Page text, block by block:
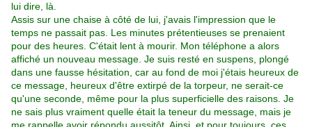
lui dire, là.
Assis sur une chaise à côté de lui, j'avais l'impression que le
temps ne passait pas. Les minutes prétentieuses se prenaient
pour des heures. C'était lent à mourir. Mon téléphone a alors
affiché un nouveau message. Je suis resté en suspens, plongé
dans une fausse hésitation, car au fond de moi j'étais heureux de
ce message, heureux d'être extirpé de la torpeur, ne serait-ce
qu'une seconde, même pour la plus superficielle des raisons. Je
ne sais plus vraiment quelle était la teneur du message, mais je